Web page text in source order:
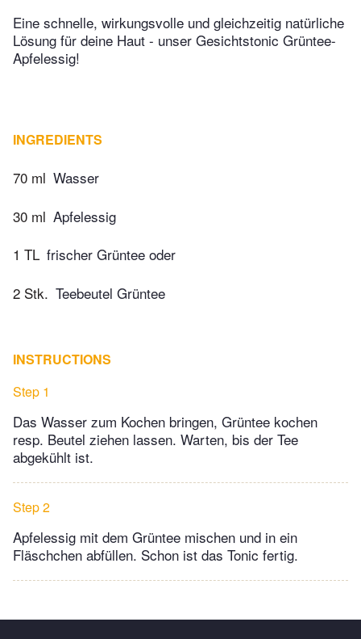
Eine schnelle, wirkungsvolle und gleichzeitig natürliche
Lösung für deine Haut - unser Gesichtstonic Grüntee-
Apfelessig!
INGREDIENTS
70 ml Wasser
30 ml Apfelessig
1 TL frischer Grüntee oder
2 Stk. Teebeutel Grüntee
INSTRUCTIONS
Step 1
Das Wasser zum Kochen bringen, Grüntee kochen
resp. Beutel ziehen lassen. Warten, bis der Tee
abgekühlt ist.
Step 2
Apfelessig mit dem Grüntee mischen und in ein
Fläschchen abfüllen. Schon ist das Tonic fertig.